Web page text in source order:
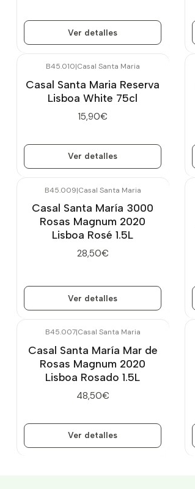
Ver detalles
B45.010|Casal Santa Maria
Casal Santa Maria Reserva
Lisboa White 75cl
15,90€
Ver detalles
B45.009|Casal Santa Maria
Casal Santa María 3000
Rosas Magnum 2020
Lisboa Rosé 1.5L
28,50€
Ver detalles
B45.007|Casal Santa Maria
Casal Santa María Mar de
Rosas Magnum 2020
Lisboa Rosado 1.5L
48,50€
Ver detalles